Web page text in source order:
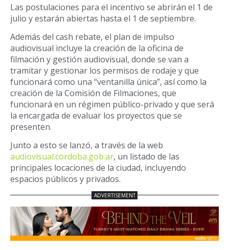
Las postulaciones para el incentivo se abrirán el 1 de
julio y estarán abiertas hasta el 1 de septiembre.
Además del cash rebate, el plan de impulso
audiovisual incluye la creación de la oficina de
filmación y gestión audiovisual, donde se van a
tramitar y gestionar los permisos de rodaje y que
funcionará como una “ventanilla única”, así como la
creación de la Comisión de Filmaciones, que
funcionará en un régimen público-privado y que será
la encargada de evaluar los proyectos que se
presenten.
Junto a esto se lanzó, a través de la web
audiovisual.cordoba.gob.ar, un listado de las
principales locaciones de la ciudad, incluyendo
espacios públicos y privados.